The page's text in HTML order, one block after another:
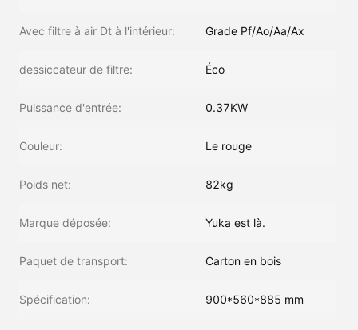
Avec filtre à air Dt à l'intérieur: Grade Pf/Ao/Aa/Ax
dessiccateur de filtre: Éco
Puissance d'entrée: 0.37KW
Couleur: Le rouge
Poids net: 82kg
Marque déposée: Yuka est là.
Paquet de transport: Carton en bois
Spécification: 900*560*885 mm